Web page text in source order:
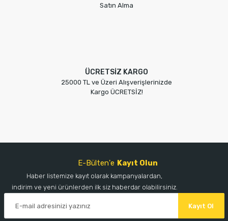
Satın Alma
ÜCRETSİZ KARGO
25000 TL ve Üzeri Alışverişlerinizde
Kargo ÜCRETSİZ!
E-Bülten'e Kayıt Olun
Haber listemize kayıt olarak kampanyalardan,
indirim ve yeni ürünlerden ilk siz haberdar olabilirsiniz.
Kayıt Ol